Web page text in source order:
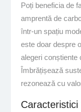
Poți beneficia de
amprentă de
într-un spațiu
este doar despre
alegeri conștiente
Îmbrățișează
rezonează cu